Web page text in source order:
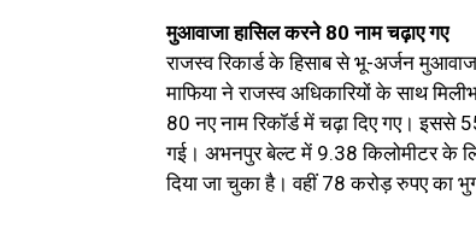
मुआवाजा हासिल करने 80 नाम चढ़ाए गए
राजस्व रिकार्ड के हिसाब से भू-अर्जन
माफिया ने राजस्व अधिकारियों के साथ
80 नए नाम रिकॉर्ड में चढ़ा दिए गए।
गई। अभनपुर बेल्ट में 9.38 किलोमीटर के
दिया जा चुका है। वहीं 78 करोड़ रुपए का